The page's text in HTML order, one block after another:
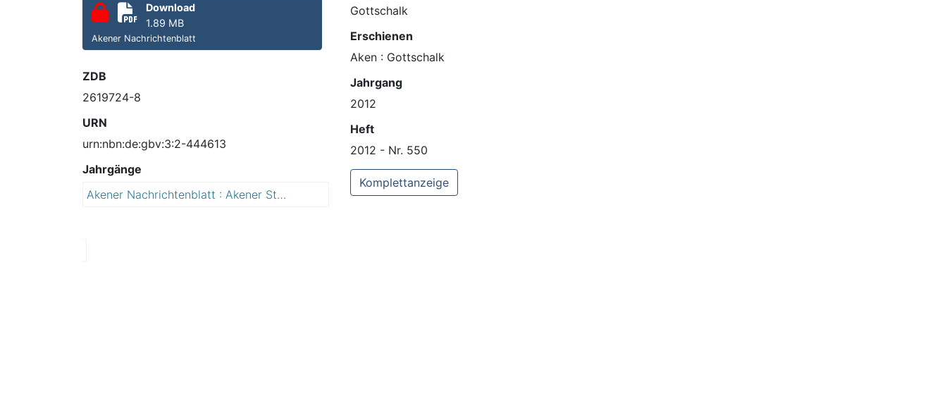
Download
1.89 MB
Akener Nachrichtenblatt
ZDB
2619724-8
URN
urn:nbn:de:gbv:3:2-444613
Jahrgänge
Akener Nachrichtenblatt : Akener Stadtanzeiger und Amtsblatt für die Stadt Aken (Elbe) einschließlich der Ortschaften Mennewitz, Kleinzerbst, Kühren und Susigke
Gottschalk
Erschienen
Aken : Gottschalk
Jahrgang
2012
Heft
2012 - Nr. 550
Komplettanzeige